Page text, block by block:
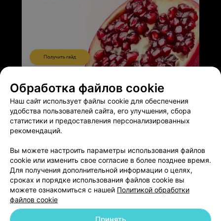
Добавить специалиста
Обработка файлов cookie
Наш сайт использует файлы cookie для обеспечения
удобства пользователей сайта, его улучшения, сбора
статистики и предоставления персонализированных
рекомендаций.
Вы можете настроить параметры использования файлов
cookie или изменить свое согласие в более позднее время.
Для получения дополнительной информации о целях,
сроках и порядке использования файлов cookie вы
можете ознакомиться с нашей Политикой обработки
файлов cookie